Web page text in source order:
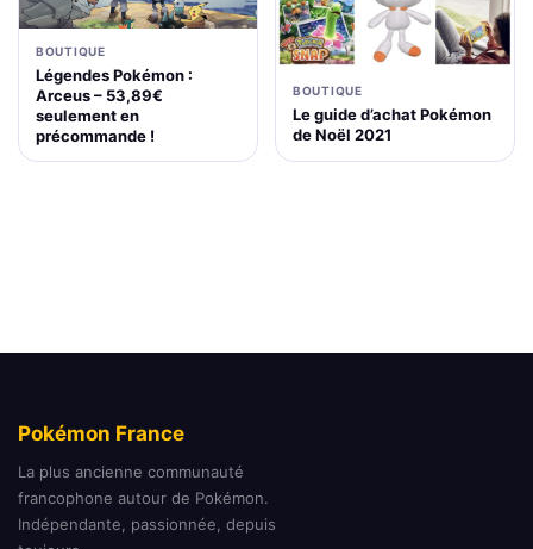
BOUTIQUE
Légendes Pokémon :
Arceus – 53,89€
seulement en
précommande !
BOUTIQUE
Le guide d’achat Pokémon
de Noël 2021
Pokémon France
La plus ancienne communauté
francophone autour de Pokémon.
Indépendante, passionnée, depuis